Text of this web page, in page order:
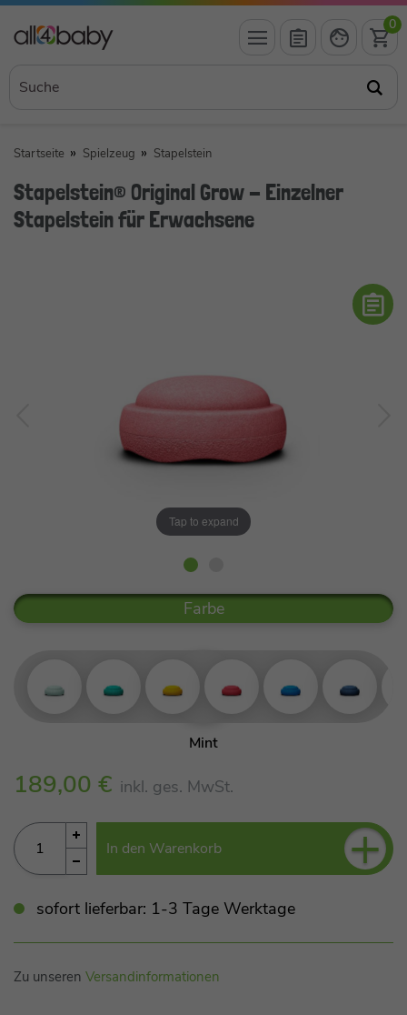
0
Startseite Spielzeug Stapelstein
Stapelstein® Original Grow - Einzelner
Stapelstein für Erwachsene
Tap to expand
Farbe
Mint
189,00 € inkl. ges. MwSt.
In den Warenkorb +
sofort lieferbar: 1-3 Tage Werktage
Zu unseren Versandinformationen